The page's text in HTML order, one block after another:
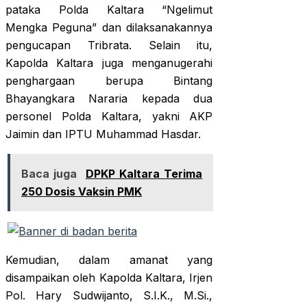
pataka Polda Kaltara “Ngelimut
Mengka Peguna” dan dilaksanakannya
pengucapan Tribrata. Selain itu,
Kapolda Kaltara juga menganugerahi
penghargaan berupa Bintang
Bhayangkara Nararia kepada dua
personel Polda Kaltara, yakni AKP
Jaimin dan IPTU Muhammad Hasdar.
Baca juga
DPKP Kaltara Terima
250 Dosis Vaksin PMK
Kemudian, dalam amanat yang
disampaikan oleh Kapolda Kaltara, Irjen
Pol. Hary Sudwijanto, S.I.K., M.Si.,